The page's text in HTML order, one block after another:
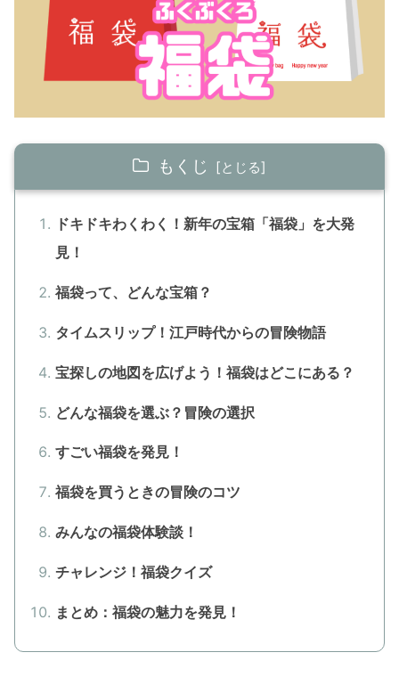
もくじ
ドキドキわくわく！新年の宝箱「福袋」を大発
見！
福袋って、どんな宝箱？
タイムスリップ！江戸時代からの冒険物語
宝探しの地図を広げよう！福袋はどこにある？
どんな福袋を選ぶ？冒険の選択
すごい福袋を発見！
福袋を買うときの冒険のコツ
みんなの福袋体験談！
チャレンジ！福袋クイズ
まとめ：福袋の魅力を発見！